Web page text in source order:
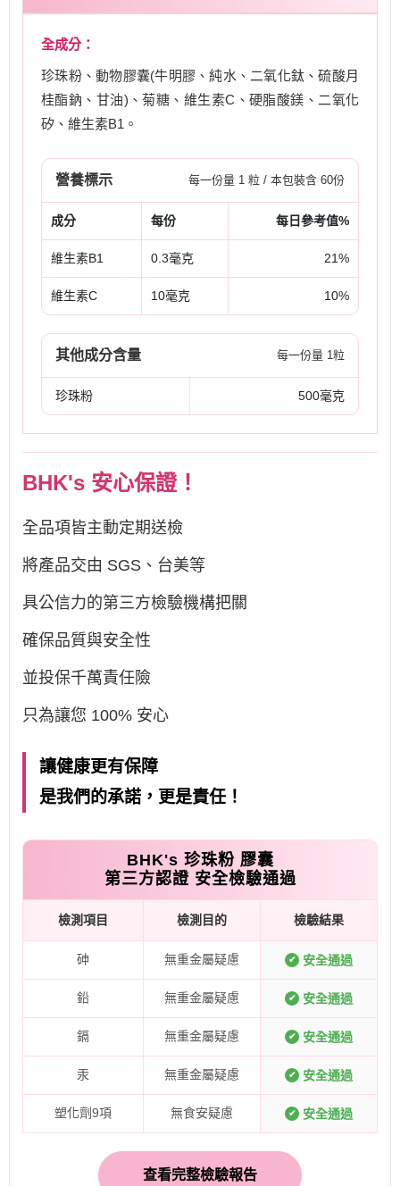
全成分：
珍珠粉、動物膠囊(牛明膠、純水、二氧化鈦、硫酸月
桂酯鈉、甘油)、菊糖、維生素C、硬脂酸鎂、二氧化
矽、維生素B1。
營養標示 每一份量 1 粒 / 本包裝含 60份
成分 每份 每日參考值%
維生素B1 0.3毫克 21%
維生素C 10毫克 10%
其他成分含量 每一份量 1粒
珍珠粉 500毫克
BHK's 安心保證！
全品項皆主動定期送檢
將產品交由 SGS、台美等
具公信力的第三方檢驗機構把關
確保品質與安全性
並投保千萬責任險
只為讓您 100% 安心
讓健康更有保障
是我們的承諾，更是責任！
BHK's 珍珠粉 膠囊
第三方認證 安全檢驗通過
檢測項目 檢測目的 檢驗結果
砷 無重金屬疑慮 ✔ 安全通過
鉛 無重金屬疑慮 ✔ 安全通過
鎘 無重金屬疑慮 ✔ 安全通過
汞 無重金屬疑慮 ✔ 安全通過
塑化劑9項 無食安疑慮 ✔ 安全通過
查看完整檢驗報告